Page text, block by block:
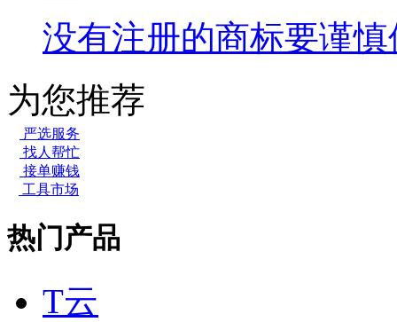
没有注册的商标要谨慎
为您推荐
严选服务
找人帮忙
接单赚钱
工具市场
热门产品
T云